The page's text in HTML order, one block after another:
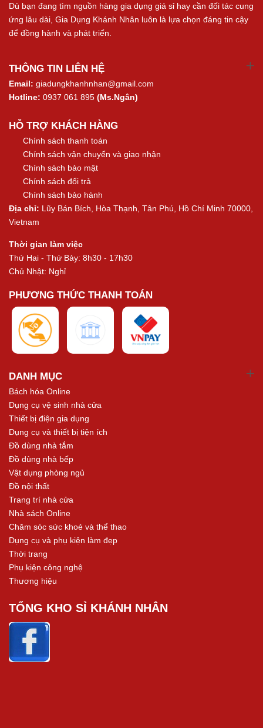
Dù bạn đang tìm nguồn hàng gia dụng giá sỉ hay cần đối tác cung
ứng lâu dài, Gia Dụng Khánh Nhân luôn là lựa chọn đáng tin cậy
để đồng hành và phát triển.
THÔNG TIN LIÊN HỆ
Email: giadungkhanhnhan@gmail.com
Hotline: 0937 061 895 (Ms.Ngân)
HỖ TRỢ KHÁCH HÀNG
Chính sách thanh toán
Chính sách vận chuyển và giao nhận
Chính sách bảo mật
Chính sách đổi trả
Chính sách bảo hành
Địa chỉ: Lũy Bán Bích, Hòa Thạnh, Tân Phú, Hồ Chí Minh 70000,
Vietnam
Thời gian làm việc
Thứ Hai - Thứ Bảy: 8h30 - 17h30
Chủ Nhật: Nghỉ
PHƯƠNG THỨC THANH TOÁN
DANH MỤC
Bách hóa Online
Dụng cụ vệ sinh nhà cửa
Thiết bị điện gia dụng
Dụng cụ và thiết bị tiện ích
Đồ dùng nhà tắm
Đồ dùng nhà bếp
Vật dụng phòng ngủ
Đồ nội thất
Trang trí nhà cửa
Nhà sách Online
Chăm sóc sức khoẻ và thể thao
Dụng cụ và phụ kiện làm đẹp
Thời trang
Phụ kiện công nghệ
Thương hiệu
TỔNG KHO SỈ KHÁNH NHÂN